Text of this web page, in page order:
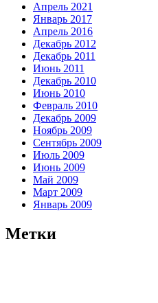
Апрель 2021
Январь 2017
Апрель 2016
Декабрь 2012
Декабрь 2011
Июнь 2011
Декабрь 2010
Июнь 2010
Февраль 2010
Декабрь 2009
Ноябрь 2009
Сентябрь 2009
Июль 2009
Июнь 2009
Май 2009
Март 2009
Январь 2009
Метки